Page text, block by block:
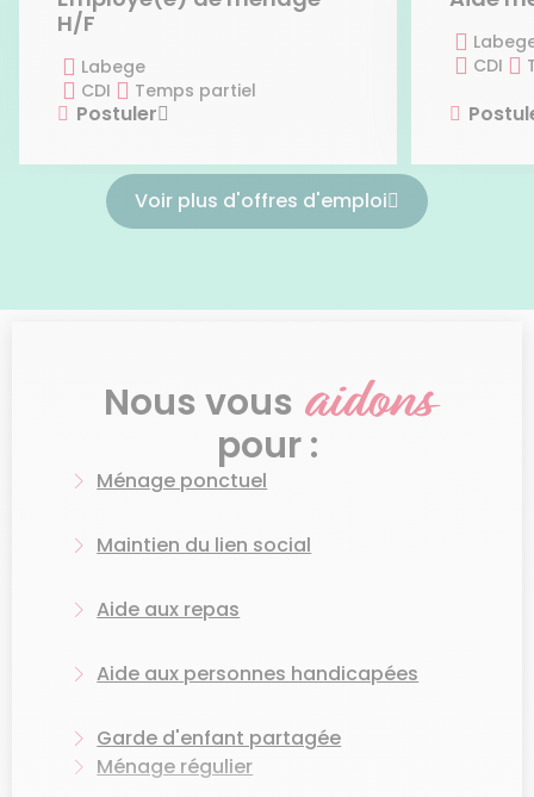
H/F
Labege
CDI
Temps partiel
Postuler
CDI
Voir plus d'offres d'emploi
Nous vous aidons
pour :
Ménage ponctuel
Maintien du lien social
Aide aux repas
Aide aux personnes handicapées
Garde d'enfant partagée
Ménage régulier